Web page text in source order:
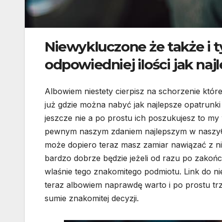
Niewykluczone że także i
odpowiedniej ilości jak
Albowiem niestety cierpisz na schorzenie
już gdzie można nabyć jak najlepsze
jeszcze nie a po prostu ich poszukujesz to
pewnym naszym zdaniem najlepszym w
może dopiero teraz masz zamiar nawiązać z
bardzo dobrze będzie jeżeli od razu po
wlaśnie tego znakomitego podmiotu. Link do
teraz albowiem naprawdę warto i po prostu
sumie znakomitej decyzji.